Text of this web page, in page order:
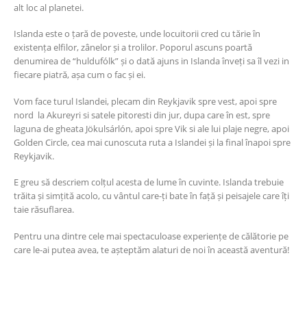
alt loc al planetei.
Islanda este o țară de poveste, unde locuitorii cred cu tărie în
existența elfilor, zânelor și a trolilor. Poporul ascuns poartă
denumirea de “huldufólk” și o dată ajuns in Islanda înveți sa îl vezi in
fiecare piatră, așa cum o fac și ei.
Vom face turul Islandei, plecam din Reykjavik spre vest, apoi spre
nord la Akureyri si satele pitoresti din jur, dupa care în est, spre
laguna de gheata Jökulsárlón, apoi spre Vik si ale lui plaje negre, apoi
Golden Circle, cea mai cunoscuta ruta a Islandei și la final înapoi spre
Reykjavik.
E greu să descriem colțul acesta de lume în cuvinte. Islanda trebuie
trăita și simțită acolo, cu vântul care-ți bate în față și peisajele care îți
taie răsuflarea.
Pentru una dintre cele mai spectaculoase experiențe de călătorie pe
care le-ai putea avea, te așteptăm alaturi de noi în această aventură!